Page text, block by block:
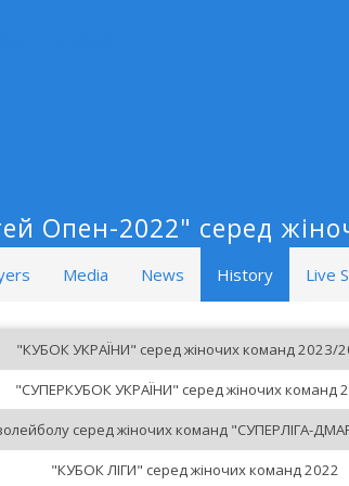
Опен-2022" серед
Media News History Live
"КУБОК УКРАЇНИ" серед жіночих команд 2023/
"СУПЕРКУБОК УКРАЇНИ" серед жіночих команд
серед жіночих команд "СУПЕРЛІГА-
"КУБОК ЛІГИ" серед жіночих команд 2022